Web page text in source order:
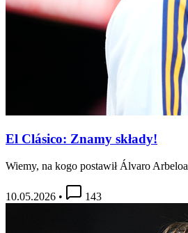
El Clásico: Znamy składy!
Wiemy, na kogo postawił Álvaro Arbeloa
10.05.2026 • 143